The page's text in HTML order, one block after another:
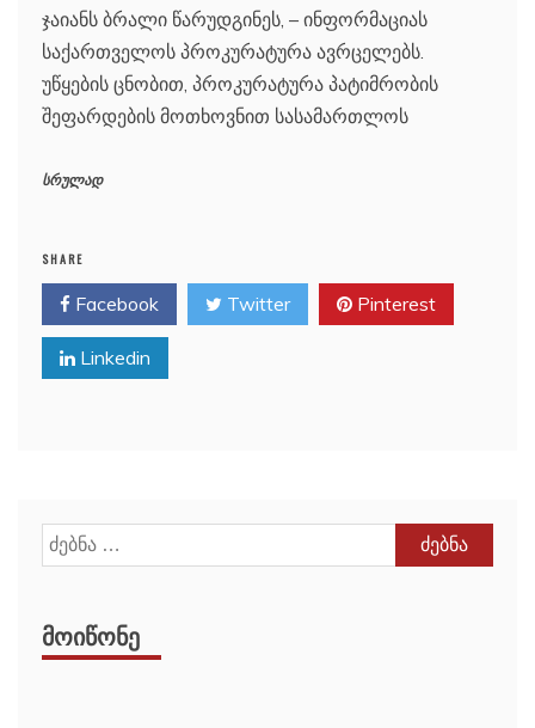
ჯაიანს ბრალი წარუდგინეს, – ინფორმაციას
საქართველოს პროკურატურა ავრცელებს.
უწყების ცნობით, პროკურატურა პატიმრობის
შეფარდების მოთხოვნით სასამართლოს
სრულად
SHARE
Facebook Twitter Pinterest
Linkedin
ძებნა:
ᲛᲝᲘᲬᲝᲜᲔ